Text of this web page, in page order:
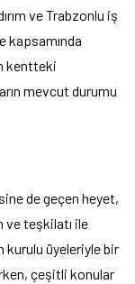
ve Trabzonlu iş
kapsamında
kentteki
mevcut durumu
de geçen heyet,
ve teşkilatı ile
kurulu üyeleriyle bir
çeşitli konular